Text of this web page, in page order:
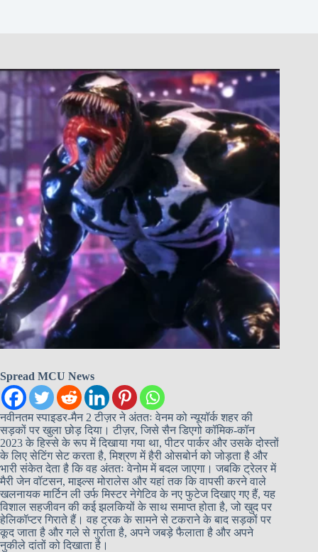
Spread MCU News
नवीनतम स्पाइडर-मैन 2 टीज़र ने अंततः वेनम को न्यूयॉर्क शहर की
सड़कों पर खुला छोड़ दिया। टीज़र, जिसे सैन डिएगो कॉमिक-कॉन
2023 के हिस्से के रूप में दिखाया गया था, पीटर पार्कर और उसके दोस्तों
के लिए सेटिंग सेट करता है, मिश्रण में हैरी ओसबोर्न को जोड़ता है और
भारी संकेत देता है कि वह अंततः वेनोम में बदल जाएगा। जबकि ट्रेलर में
मैरी जेन वॉटसन, माइल्स मोरालेस और यहां तक कि वापसी करने वाले
खलनायक मार्टिन ली उर्फ ​​मिस्टर नेगेटिव के नए फुटेज दिखाए गए हैं, यह
विशाल सहजीवन की कई झलकियों के साथ समाप्त होता है, जो खुद पर
हेलिकॉप्टर गिराते हैं। वह ट्रक के सामने से टकराने के बाद सड़कों पर
कूद जाता है और गले से गुर्राता है, अपने जबड़े फैलाता है और अपने
नुकीले दांतों को दिखाता है।